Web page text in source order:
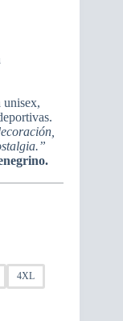
unisex,
4XL